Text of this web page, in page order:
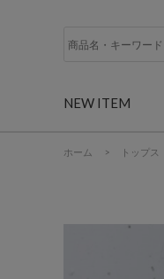
NEW ITEM
ホーム > トップス